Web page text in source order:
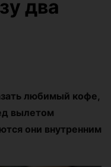
два
любимый кофе,
вылетом
они внутренним